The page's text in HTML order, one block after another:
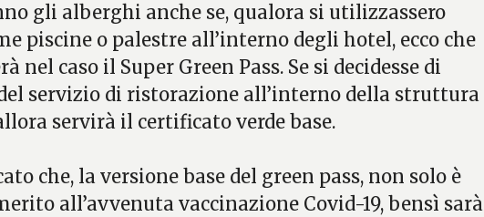
gli alberghi anche se, qualora si utilizzassero
piscine o palestre all’interno degli hotel, ecco che
nel caso il Super Green Pass. Se si decidesse di
servizio di ristorazione all’interno della struttura
servirà il certificato verde base.
che, la versione base del green pass, non solo è
all’avvenuta vaccinazione Covid-19, bensì sarà